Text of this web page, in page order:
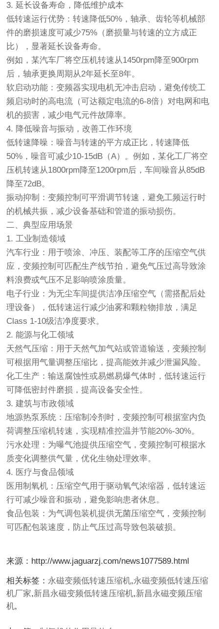
3. 延长设备寿命，降低维护成本
低转速运行优势：转速降低50%，轴承、齿轮等机械部
件的磨损速度可减少75%（磨损量与转速的立方成正
比），显著延长设备寿命。
例如，某汽车厂将空压机转速从1450rpm降至900rpm
后，轴承更换周期从2年延长至8年。
软启动功能：变频器实现电机无冲击启动，避免传统工
频启动时的高电流（可达额定电流的6-8倍）对电网和电
机的损害，减少电气元件故障率。
4. 降低噪音与振动，改善工作环境
低转速降噪：噪音与转速的平方成正比，转速降低
50%，噪音可减少10-15dB（A）。例如，某化工厂将空
压机转速从1800rpm降至1200rpm后，车间噪音从85dB
降至72dB。
振动抑制：变频控制可平滑调节转速，避免工频运行时
的机械共振，减少设备基础和管道的振动损伤。
二、典型应用场景
1. 工业制造领域
汽车行业：用于喷涂、冲压、装配等工序的压缩空气供
应，变频控制可匹配生产线节拍，避免气压过高导致涂
料浪费或气压不足影响喷涂质量。
电子行业：为无尘车间提供洁净压缩空气（需搭配后处
理设备），低转速运行减少油雾和颗粒物排放，满足
Class 1-10级洁净度要求。
2. 能源与化工领域
天然气压缩：用于天然气加气站或管道输送，变频控制
可根据用气量调整压缩比，提高能效并减少泄漏风险。
化工生产：输送腐蚀性或易燃易爆气体时，低转速运行
可降低密封件磨损，提高设备安全性。
3. 建筑与市政领域
地源热泵系统：压缩制冷剂时，变频控制可根据室内负
荷调整压缩机转速，实现精准控温并节能20%-30%。
污水处理：为曝气池提供压缩空气，变频控制可根据水
质变化调整供气量，优化生物处理效率。
4. 医疗与食品领域
医用制氧机：压缩空气用于驱动氧气浓缩器，低转速运
行可减少噪音和振动，避免影响患者休息。
食品包装：为气调包装机提供无菌压缩空气，变频控制
可匹配包装速度，防止气压过高导致包装破损。
来源：http://www.jaguarzj.com/news1077589.html
相关标签： 永磁变频低转速压缩机,永磁变频低转速压缩
机厂家,新昌永磁变频低转速压缩机,新昌永磁变频压缩
机,